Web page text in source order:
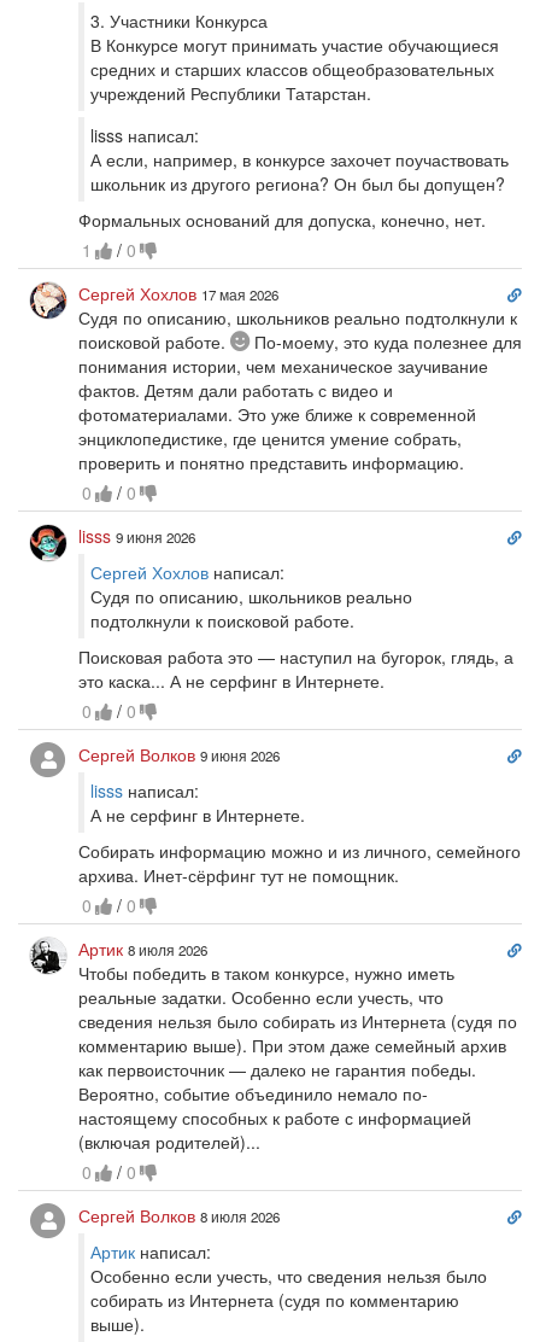
3. Участники Конкурса
В Конкурсе могут принимать участие обучающиеся
средних и старших классов общеобразовательных
учреждений Республики Татарстан.
lisss написал:
А если, например, в конкурсе захочет поучаствовать
школьник из другого региона? Он был бы допущен?
Формальных оснований для допуска, конечно, нет.
1
/ 0
Сергей Хохлов 17 мая 2026
Судя по описанию, школьников реально подтолкнули к
поисковой работе.
С
улыбкой
По-моему, это куда полезнее для
понимания истории, чем механическое заучивание
фактов. Детям дали работать с видео и
фотоматериалами. Это уже ближе к современной
энциклопедистике, где ценится умение собрать,
проверить и понятно представить информацию.
0
/ 0
lisss 9 июня 2026
Сергей Хохлов написал:
Судя по описанию, школьников реально
подтолкнули к поисковой работе.
Поисковая работа это — наступил на бугорок, глядь, а
это каска... А не серфинг в Интернете.
0
/ 0
Сергей Волков 9 июня 2026
lisss написал:
А не серфинг в Интернете.
Собирать информацию можно и из личного, семейного
архива. Инет-сёрфинг тут не помощник.
0
/ 0
Артик 8 июля 2026
Чтобы победить в таком конкурсе, нужно иметь
реальные задатки. Особенно если учесть, что
сведения нельзя было собирать из Интернета (судя по
комментарию выше). При этом даже семейный архив
как первоисточник — далеко не гарантия победы.
Вероятно, событие объединило немало по-
настоящему способных к работе с информацией
(включая родителей)...
0
/ 0
Сергей Волков 8 июля 2026
Артик написал:
Особенно если учесть, что сведения нельзя было
собирать из Интернета (судя по комментарию
выше).